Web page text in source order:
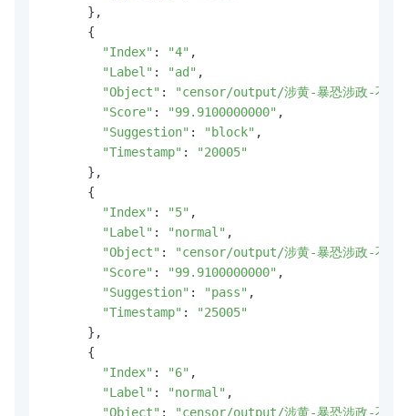
      },
      {
"Index" : "4" ,
"Label" : "ad" ,
"Object" :
"censor/output/涉黄-暴恐涉政-不良
"Score" : "99.9100000000" ,
"Suggestion" : "block" ,
"Timestamp" :
"20005"
      },
      {
"Index" : "5" ,
"Label" : "normal" ,
"Object" :
"censor/output/涉黄-暴恐涉政-不良
"Score" : "99.9100000000" ,
"Suggestion" : "pass" ,
"Timestamp" :
"25005"
      },
      {
"Index" : "6" ,
"Label" : "normal" ,
"Object" :
"censor/output/涉黄-暴恐涉政-不良